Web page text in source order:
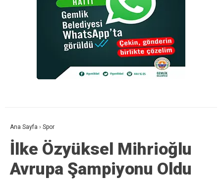
Ana Sayfa › Spor
İlke Özyüksel Mihrioğlu
Avrupa Şampiyonu Oldu